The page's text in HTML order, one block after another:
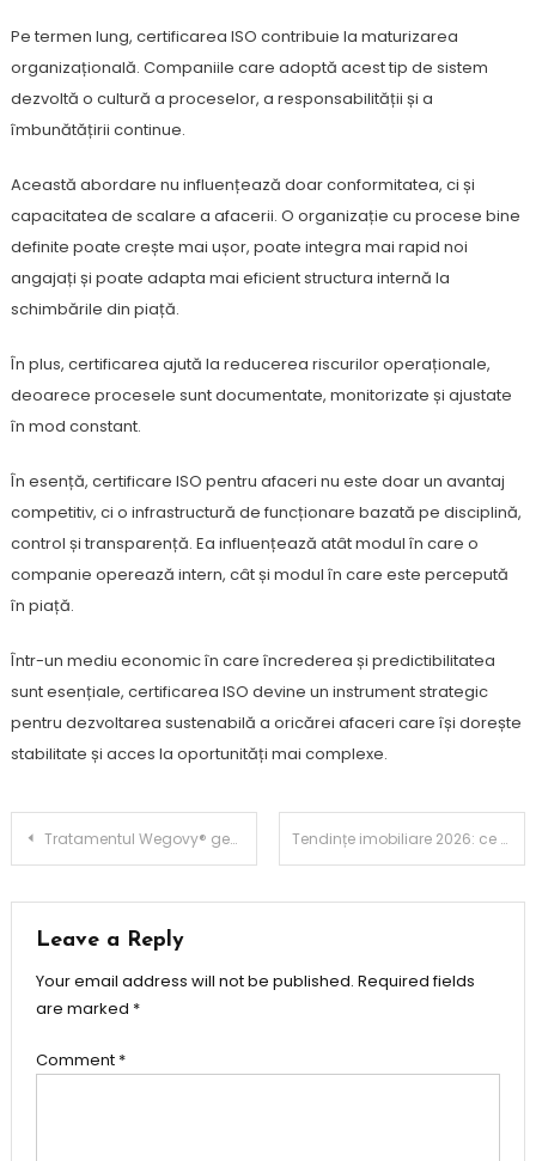
Pe termen lung, certificarea ISO contribuie la maturizarea
organizațională. Companiile care adoptă acest tip de sistem
dezvoltă o cultură a proceselor, a responsabilității și a
îmbunătățirii continue.
Această abordare nu influențează doar conformitatea, ci și
capacitatea de scalare a afacerii. O organizație cu procese bine
definite poate crește mai ușor, poate integra mai rapid noi
angajați și poate adapta mai eficient structura internă la
schimbările din piață.
În plus, certificarea ajută la reducerea riscurilor operaționale,
deoarece procesele sunt documentate, monitorizate și ajustate
în mod constant.
În esență, certificare ISO pentru afaceri nu este doar un avantaj
competitiv, ci o infrastructură de funcționare bazată pe disciplină,
control și transparență. Ea influențează atât modul în care o
companie operează intern, cât și modul în care este percepută
în piață.
Într-un mediu economic în care încrederea și predictibilitatea
sunt esențiale, certificarea ISO devine un instrument strategic
pentru dezvoltarea sustenabilă a oricărei afaceri care își dorește
stabilitate și acces la oportunități mai complexe.
Post
navigation
Tratamentul Wegovy® generează o scădere în greutate de până la 22,6% la femei în perioada menopauzei și reduce la jumătate riscul de migrene Tendințe imobiliare 2026: ce se întâmplă cu prețurile în Brașov
Leave a Reply
Your email address will not be published. Required fields
are marked *
Comment *